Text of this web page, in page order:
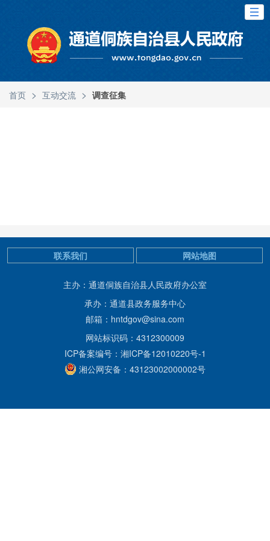
首页 > 互动交流 > 调查征集
主办：通道侗族自治县人民政府办公室
承办：通道县政务服务中心
邮箱：hntdgov@sina.com
网站标识码：4312300009
ICP备案编号：湘ICP备12010220号-1
湘公网安备：43123002000002号
联系我们 网站地图